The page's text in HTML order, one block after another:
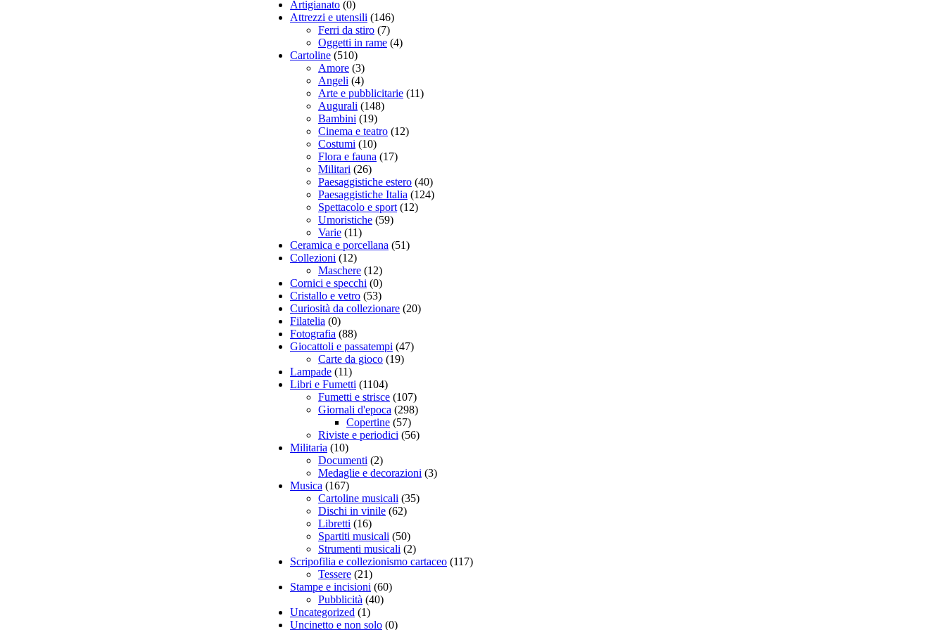
Artigianato (0)
Attrezzi e utensili (146)
Ferri da stiro (7)
Oggetti in rame (4)
Cartoline (510)
Amore (3)
Angeli (4)
Arte e pubblicitarie (11)
Augurali (148)
Bambini (19)
Cinema e teatro (12)
Costumi (10)
Flora e fauna (17)
Militari (26)
Paesaggistiche estero (40)
Paesaggistiche Italia (124)
Spettacolo e sport (12)
Umoristiche (59)
Varie (11)
Ceramica e porcellana (51)
Collezioni (12)
Maschere (12)
Cornici e specchi (0)
Cristallo e vetro (53)
Curiosità da collezionare (20)
Filatelia (0)
Fotografia (88)
Giocattoli e passatempi (47)
Carte da gioco (19)
Lampade (11)
Libri e Fumetti (1104)
Fumetti e strisce (107)
Giornali d'epoca (298)
Copertine (57)
Riviste e periodici (56)
Militaria (10)
Documenti (2)
Medaglie e decorazioni (3)
Musica (167)
Cartoline musicali (35)
Dischi in vinile (62)
Libretti (16)
Spartiti musicali (50)
Strumenti musicali (2)
Scripofilia e collezionismo cartaceo (117)
Tessere (21)
Stampe e incisioni (60)
Pubblicità (40)
Uncategorized (1)
Uncinetto e non solo (0)